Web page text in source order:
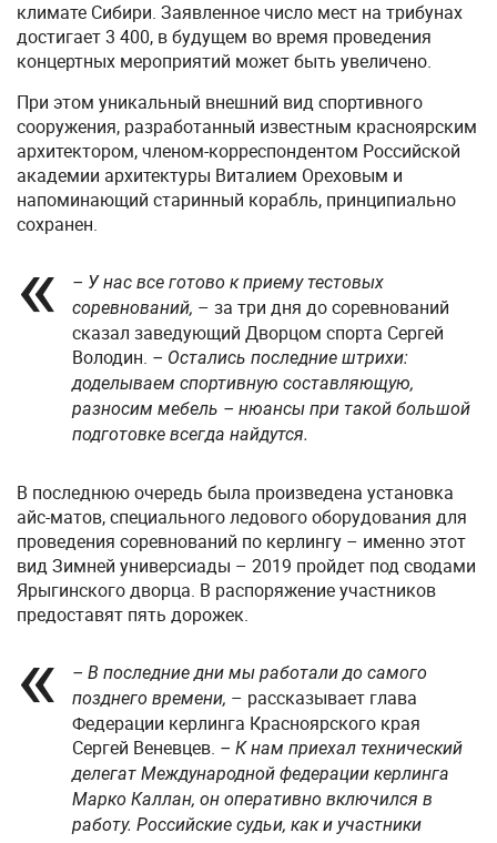
климате Сибири. Заявленное число мест на трибунах
достигает 3 400, в будущем во время проведения
концертных мероприятий может быть увеличено.
При этом уникальный внешний вид спортивного
сооружения, разработанный известным красноярским
архитектором, членом-корреспондентом Российской
академии архитектуры Виталием Ореховым и
напоминающий старинный корабль, принципиально
сохранен.
– У нас все готово к приему тестовых
соревнований, – за три дня до соревнований
сказал заведующий Дворцом спорта Сергей
Володин. – Остались последние штрихи:
доделываем спортивную составляющую,
разносим мебель – нюансы при такой большой
подготовке всегда найдутся.
В последнюю очередь была произведена установка
айс-матов, специального ледового оборудования для
проведения соревнований по керлингу – именно этот
вид Зимней универсиады – 2019 пройдет под сводами
Ярыгинского дворца. В распоряжение участников
предоставят пять дорожек.
– В последние дни мы работали до самого
позднего времени, – рассказывает глава
Федерации керлинга Красноярского края
Сергей Веневцев. – К нам приехал технический
делегат Международной федерации керлинга
Марко Каллан, он оперативно включился в
работу. Российские судьи, как и участники